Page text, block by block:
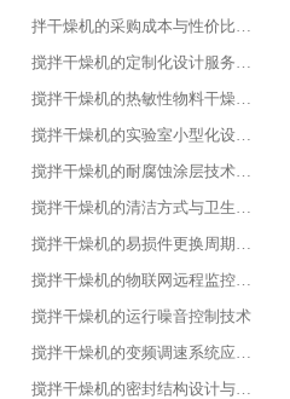
拌干燥机的采购成本与性价比评估
搅拌干燥机的定制化设计服务范围
搅拌干燥机的热敏性物料干燥工艺优化
搅拌干燥机的实验室小型化设计要点
搅拌干燥机的耐腐蚀涂层技术应用
搅拌干燥机的清洁方式与卫生标准
搅拌干燥机的易损件更换周期与维护
搅拌干燥机的物联网远程监控系统搭建
搅拌干燥机的运行噪音控制技术
搅拌干燥机的变频调速系统应用优势
搅拌干燥机的密封结构设计与防泄漏技术